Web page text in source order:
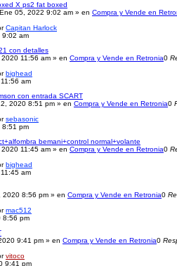
X ps2 fat boxed
05, 2022 9:02 am » en Compra y Vende en
Capitan Harlock
9:02 am
con detalles
11:56 am » en Compra y Vende en Retronia0
bighead
am
con entrada SCART
2020 8:51 pm » en Compra y Vende en Retronia0
sebasonic
8:51 pm
bemani+control normal+volante
11:45 am » en Compra y Vende en Retronia0
bighead
am
2020 8:56 pm » en Compra y Vende en Retronia0
mac512
8:56 pm
9:41 pm » en Compra y Vende en Retronia0
vitoco
9:41 pm